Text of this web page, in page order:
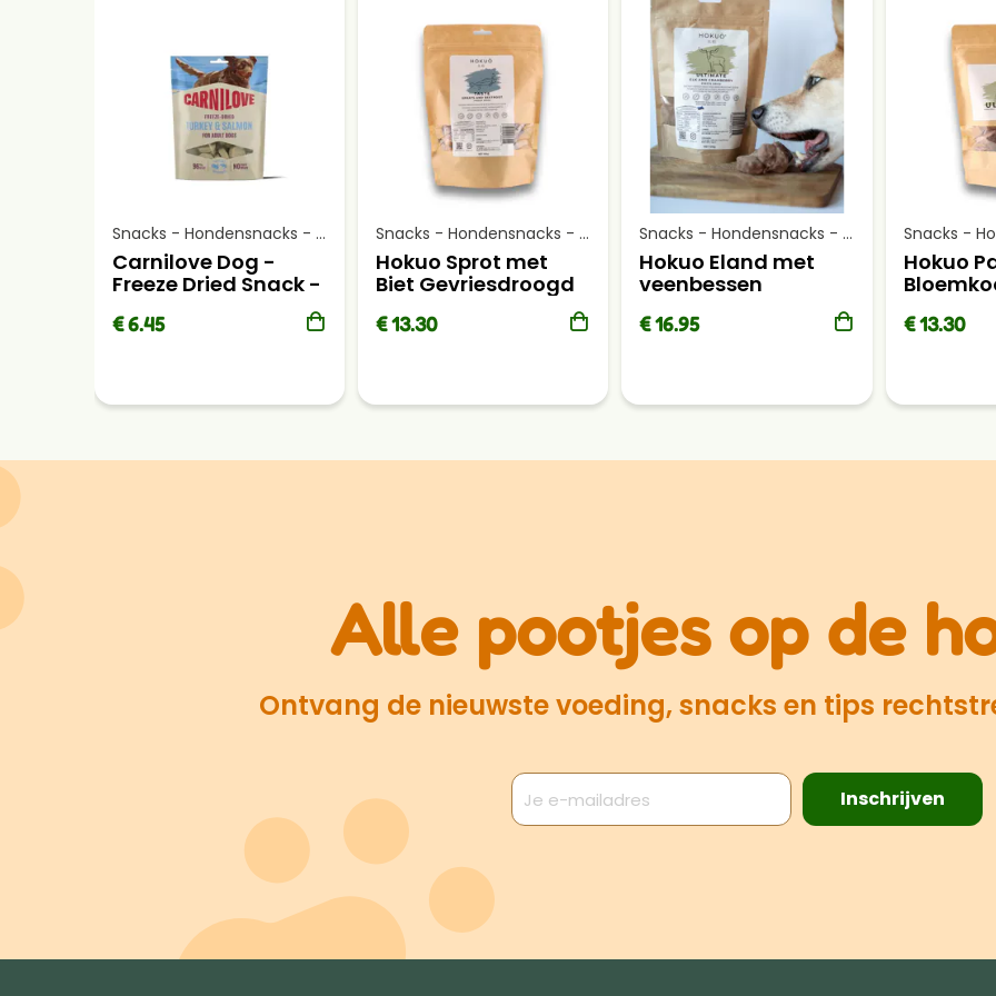
Snacks - Hondensnacks - Gevriesdroogde snacks
Carnilove Dog -
Freeze Dried Snack -
Kalkoen & Zalm 60g
€ 6.45
Snacks - Hondensnacks - Gevriesdroogde snacks
Hokuo Sprot met
Biet Gevriesdroogd
€ 13.30
Snacks - Hondensnacks - Gevriesdroogde snacks
Hokuo Eland met
veenbessen
100gr
€ 16.95
Hokuo
Eland
€ 13.30
Alle pootjes op de
Ontvang de nieuwste voeding, snacks en tips
Inschrijven